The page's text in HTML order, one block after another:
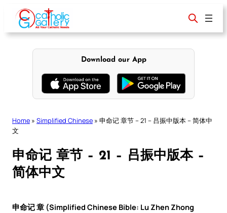
content
Download our App
Home » Simplified Chinese » 申命记 章节 – 21 – 吕振中版本 – 简体中
文
申命记 章节 – 21 – 吕振中版本 –
简体中文
申命记 章 (Simplified Chinese Bible: Lu Zhen Zhong